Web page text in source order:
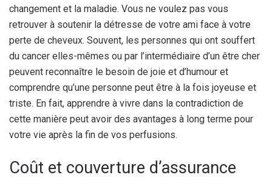
changement et la maladie. Vous ne voulez pas vous
retrouver à soutenir la détresse de votre ami face à votre
perte de cheveux. Souvent, les personnes qui ont souffert
du cancer elles-mêmes ou par l’intermédiaire d’un être cher
peuvent reconnaître le besoin de joie et d’humour et
comprendre qu’une personne peut être à la fois joyeuse et
triste. En fait, apprendre à vivre dans la contradiction de
cette manière peut avoir des avantages à long terme pour
votre vie après la fin de vos perfusions.
Coût et couverture d’assurance